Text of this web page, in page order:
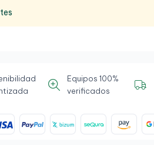
Equipos 100%
verificados